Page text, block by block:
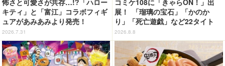
怖さと可愛さが共存…!?「ハロー
キティ」と「富江」コラボフィギ
ュアがあみあみより発売！
2026.7.31
コミケ108に「きゃらON！」出
展！ 「瑠璃の宝石」「かのか
り」「死亡遊戯」など22タイト
ル・350種以上のグッズ販売
2026.8.8